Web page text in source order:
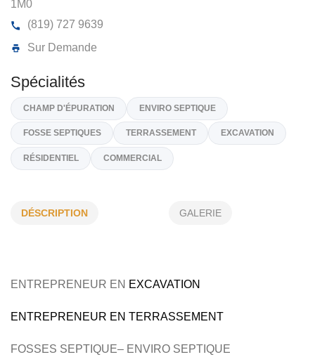
EXCAVATION GILLES ROY
1M0
(819) 727 9639
Sur Demande
RÉSIDENTIEL COMMERCIAL
DÉSCRIPTION GALERIE
ENTREPRENEUR EN EXCAVATION
ENTREPRENEUR EN TERRASSEMENT
FOSSES SEPTIQUE– ENVIRO SEPTIQUE